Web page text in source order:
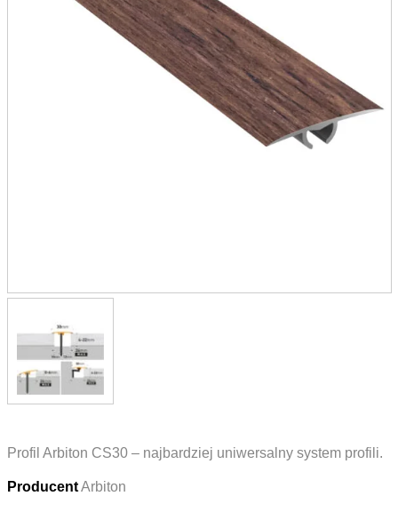
Profil Arbiton CS30 – najbardziej uniwersalny system profili.
Producent Arbiton